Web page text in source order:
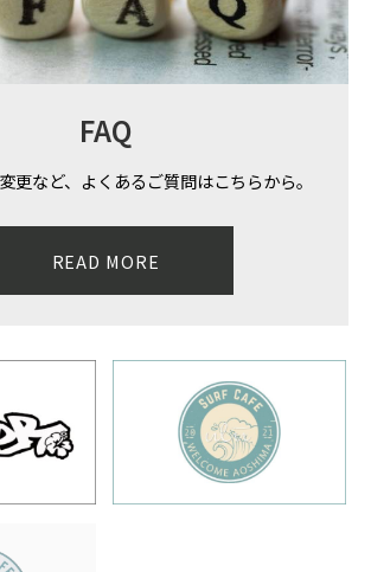
FAQ
更など、よくあるご質問はこちらから。
READ MORE